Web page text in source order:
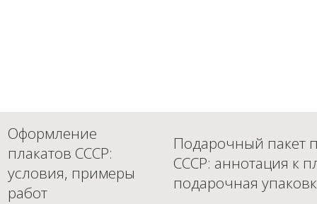
Оформление
плакатов СССР:
условия, примеры
работ
Подарочный пакет
СССР: аннотация к
подарочная